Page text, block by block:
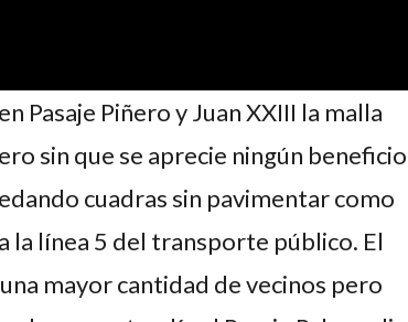
Pasaje Piñero y Juan XXIII la malla
sin que se aprecie ningún beneficio
cuadras sin pavimentar como
la línea 5 del transporte público. El
mayor cantidad de vecinos pero